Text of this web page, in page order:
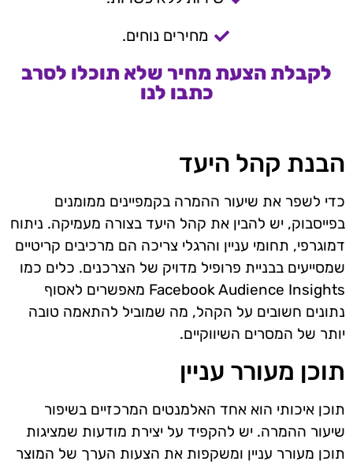
מחירים נוחים.
לקבלת הצעת מחיר שלא תוכלו לסרב
כתבו לנו
הבנת קהל היעד
כדי לשפר את שיעור ההמרה בקמפיינים ממומנים
בפייסבוק, יש להבין את קהל היעד בצורה מעמיקה. ניתוח
דמוגרפי, תחומי עניין והרגלי צריכה הם מרכיבים קריטיים
שמסייעים בבניית פרופיל מדויק של הצרכנים. כלים כמו
Facebook Audience Insights מאפשרים לאסוף
נתונים חשובים על הקהל, מה שמוביל להתאמה טובה
יותר של המסרים השיווקיים.
תוכן מעורר עניין
תוכן איכותי הוא אחד האלמנטים המרכזיים בשיפור
שיעור ההמרה. יש להקפיד על יצירת מודעות שמציגות
תוכן מעורר עניין ומשקפות את הצעות הערך של המוצר